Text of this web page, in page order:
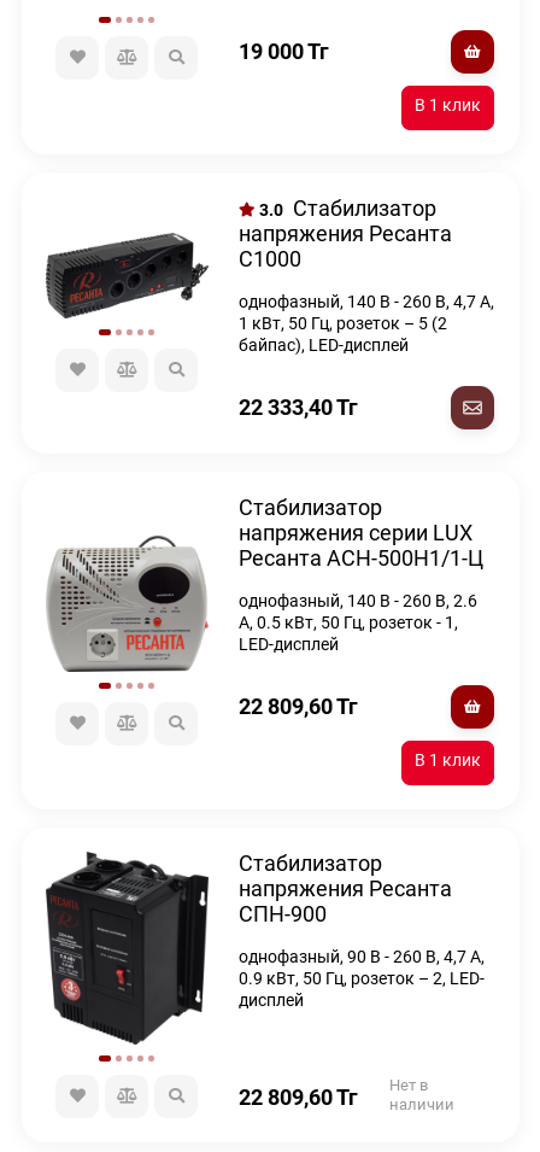
19 000Тг
3.0 Стабилизатор
напряжения Ресанта
С1000
однофазный, 140 В - 260 В, 4,7 А,
1 кВт, 50 Гц, розеток – 5 (2
байпас), LED-дисплей
22 333,40Тг
Стабилизатор
напряжения серии LUX
Ресанта АСН-500Н1/1-Ц
однофазный, 140 В - 260 В, 2.6
А, 0.5 кВт, 50 Гц, розеток - 1,
LED-дисплей
22 809,60Тг
Стабилизатор
напряжения Ресанта
СПН-900
однофазный, 90 В - 260 В, 4,7 А,
0.9 кВт, 50 Гц, розеток – 2, LED-
дисплей
22 809,60Тг
Нет в
наличии